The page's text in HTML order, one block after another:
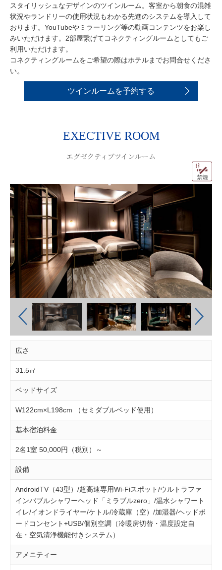
スタイリッシュなデザインのツインルーム。客室から朝食の混雑
状況やランドリーの使用状況もわかる先進のシステムを導入して
おります。YouTubeやミラーリング等の動画コンテンツをお楽し
みいただけます。2部屋繋げてコネクティングルームとしてもご
利用いただけます。
コネクティングルームをご希望の際はホテルまでお問合せくださ
い。
ツインルームを予約する
EXECTIVE ROOM
エグゼクティブツインルーム
広さ
31.5㎡
ベッドサイズ
W122cm×L198cm （セミダブルベッド使用）
基本宿泊料金
2名1室 50,000円（税別）～
設備
AndroidTV（43型）/超高速専用Wi-Fiスポット/ウルトラファ
インバブルシャワーヘッド「ミラブルzero」/温水シャワート
イレ/イオンドライヤー/ケトル/冷蔵庫（空）/加湿器/ヘッドボ
ードコンセント+USB/個別空調（冷暖房切替・温度設定自
在・空気清浄機能付きシステム）
アメニティー